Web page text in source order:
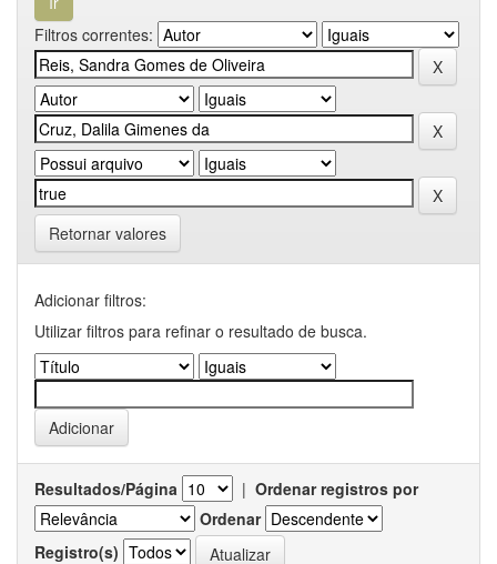
Filtros correntes:
Retornar valores
Adicionar filtros:
Utilizar filtros para refinar o resultado de busca.
Resultados/Página | Ordenar registros por
Ordenar
Registro(s)